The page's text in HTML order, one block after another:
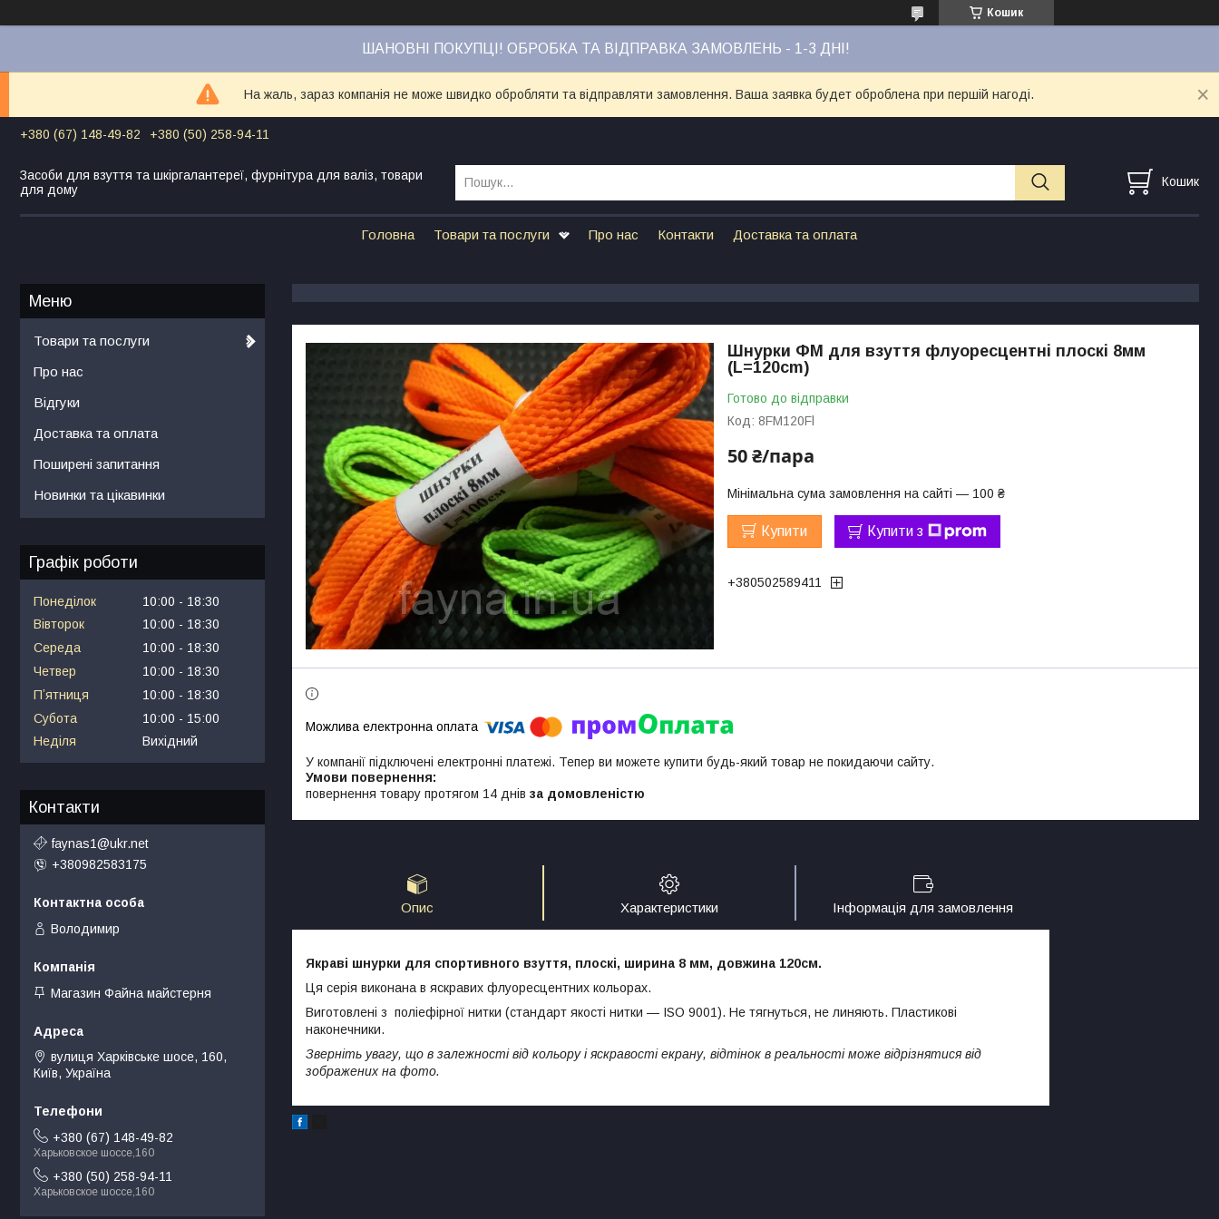
Кошик
ШАНОВНІ ПОКУПЦІ! ОБРОБКА ТА ВІДПРАВКА ЗАМОВЛЕНЬ - 1-3 ДНІ!
На жаль, зараз компанія не може швидко обробляти та відправляти замовлення. Ваша заявка будет оброблена при першій нагоді.
+380 (67) 148-49-82 +380 (50) 258-94-11
Засоби для взуття та шкіргалантереї, фурнітура для валіз, товари
для дому
Кошик
Головна Товари та послуги Про нас Контакти Доставка та оплата
Шнурки ФМ для взуття флуоресцентні плоскі 8мм
(L=120cm)
Готово до відправки
Код: 8FM120Fl
50 ₴/пара
Мінімальна сума замовлення на сайті — 100 ₴
Купити Купити з
+380502589411
У компанії підключені електронні платежі. Тепер ви можете купити будь-який товар не покидаючи сайту.
повернення товару протягом 14 днів за домовленістю
Опис Характеристики Інформація для замовлення
Якраві шнурки для спортивного взуття, плоскі, ширина 8 мм, довжина 120см.
Ця серія виконана в яскравих флуоресцентних кольорах.
Виготовлені з поліефірної нитки (стандарт якості нитки — ISO 9001). Не тягнуться, не линяють. Пластикові
наконечники.
Зверніть увагу, що в залежності від кольору і яскравості екрану, відтінок в реальності може відрізнятися від
зображених на фото.
Товари та послуги
Про нас
Відгуки
Доставка та оплата
Поширені запитання
Новинки та цікавинки
Графік роботи
Понеділок 10:00
18:30
Вівторок
10:00
18:30
Середа
10:00
18:30
Четвер
10:00
18:30
Пʼятниця
10:00
18:30
Субота
10:00
15:00
Неділя
Вихідний
Контакти
faynas1@ukr.net
+380982583175
Володимир
Магазин Файна майстерня
вулиця Харківське шосе, 160,
Київ, Україна
+380 (67) 148-49-82
Харьковское шоссе,160
+380 (50) 258-94-11
Харьковское шоссе,160